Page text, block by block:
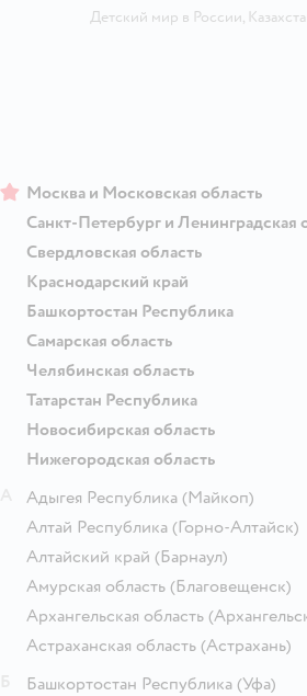
Детский мир в России,
Москва и Московская область
Санкт-Петербург и Ленинградская
Свердловская область
Краснодарский край
Башкортостан Республика
Самарская область
Челябинская область
Татарстан Республика
Новосибирская область
Нижегородская область
Адыгея Республика (Майкоп)
Алтай Республика (Горно-Алтайск)
Алтайский край (Барнаул)
Амурская область (Благовещенск)
Архангельская область
Астраханская область (Астрахань)
Башкортостан Республика (Уфа)